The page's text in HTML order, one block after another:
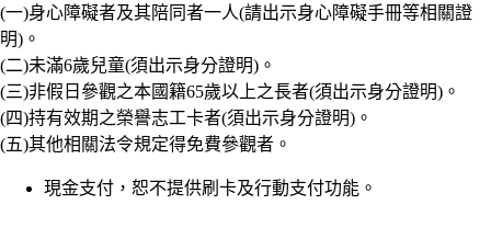
(一)身心障礙者及其陪同者一人(請出示身心障礙手冊等相關證
明)。
(二)未滿6歲兒童(須出示身分證明)。
(三)非假日參觀之本國籍65歲以上之長者(須出示身分證明)。
(四)持有效期之榮譽志工卡者(須出示身分證明)。
(五)其他相關法令規定得免費參觀者。
現金支付，恕不提供刷卡及行動支付功能。